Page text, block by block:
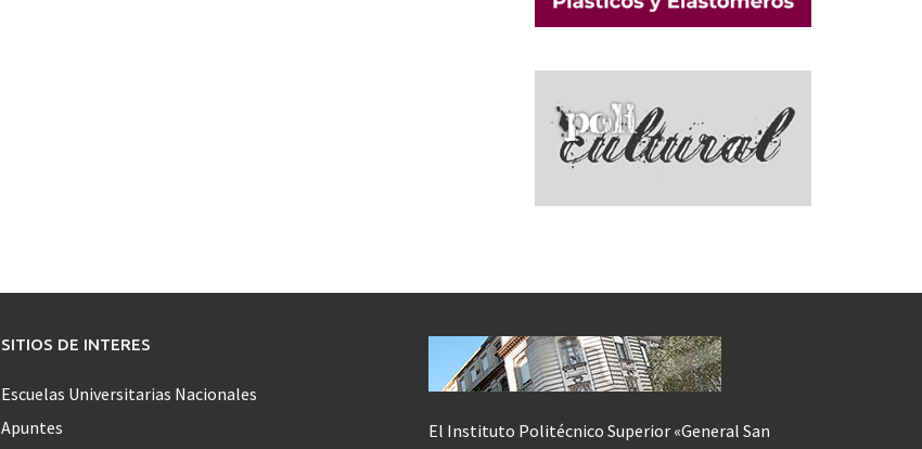
SITIOS DE INTERES
Escuelas Universitarias Nacionales
Apuntes
El Instituto Politécnico Superior «General San